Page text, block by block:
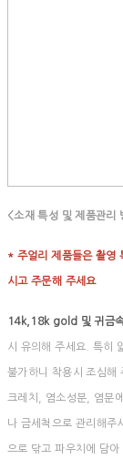
<소재 특성 및 제품관리
* 주얼리 제품들은 촬영
시고 주문해 주세요
14k,18k gold 및 귀금
시 유의해 주세요. 특히
불가하니 착용시 조심해
크레치, 염소성분, 염분
나 금세척으로 관리해주
으로 닦고 파우치에 담